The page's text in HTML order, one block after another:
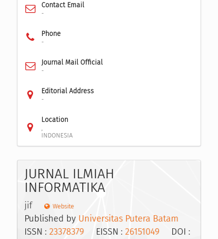
Contact Email
-
Phone
-
Journal Mail Official
-
Editorial Address
-
Location
,
INDONESIA
JURNAL ILMIAH
INFORMATIKA
jif Website
Published by Universitas Putera Batam
ISSN : 23378379 EISSN : 26151049 DOI :